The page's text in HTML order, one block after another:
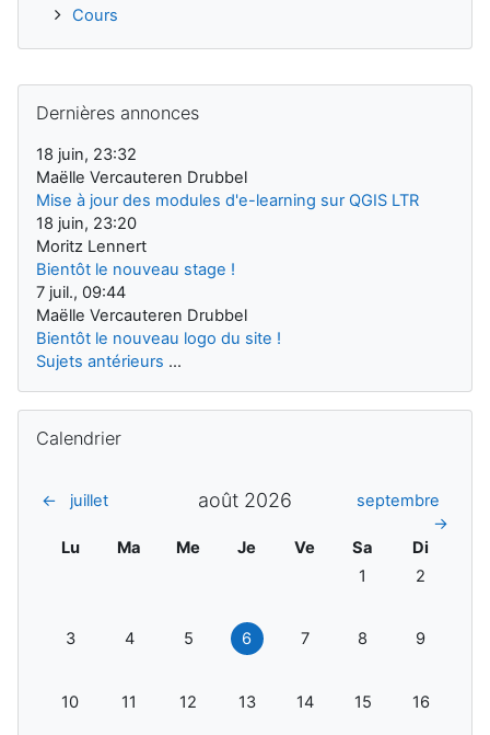
Cours
Dernières annonces
18 juin, 23:32
Maëlle Vercauteren Drubbel
Mise à jour des modules d'e-learning sur QGIS LTR
18 juin, 23:20
Moritz Lennert
Bientôt le nouveau stage !
7 juil., 09:44
Maëlle Vercauteren Drubbel
Bientôt le nouveau logo du site !
Sujets antérieurs ...
Calendrier
← juillet août 2026
septembre
→
Lundi
Lu Mardi
Ma Mercredi
Me Jeudi
Je Vendredi
Ve Samedi
Sa Dimanche
Di
Aucun
1 Aucun
2
Aucun événement, lundi 3 août
3 Aucun événement, mardi 4 août
4 Aucun événement, mercredi 5 août
5 Aucun événement, jeudi 6 août
6 Aucun événement,
7 Aucun
8 Aucun
9
Aucun événement, lundi 10 août
10 Aucun événement, mardi 11 août
11 Aucun événement, mercredi 12 août
12 Aucun événement, jeudi 13 août
13 Aucun événement,
14 Aucun
15 Aucun
16